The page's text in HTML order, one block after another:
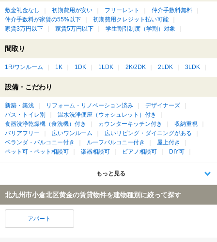
敷金礼金なし 初期費用が安い フリーレント
仲介手数料無料
仲介手数料が家賃の55%以下
初期費用クレジット払い可能
家賃3万円以下
家賃5万円以下 学生割引制度（学割）対象
間取り
1R/ワンルーム 1K 1DK 1LDK 2K/2DK 2LDK 3LDK
設備・こだわり
新築・築浅 リフォーム・リノベーション済み
デザイナーズ
バス・トイレ別
温水洗浄便座（ウォシュレット）付き
食器洗浄乾燥機（食洗機）付き
カウンターキッチン付き
収納重視
バリアフリー
広いワンルーム
広いリビング・ダイニングがある
ベランダ・バルコニー付き
ルーフバルコニー付き
屋上付き
ペット可・ペット相談可
楽器相談可 ピアノ相談可 DIY可
もっと見る
北九州市小倉北区黄金の賃貸物件を建物種別に絞って探す
アパート